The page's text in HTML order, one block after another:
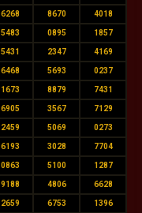
6268 8670 4018
5483 0895 1857
5431 2347 4169
6468 5693 0237
1673 8879 7431
6905 3567 7129
2459 5069 0273
6193 3028 7704
0863 5100 1287
9188 4806 6628
2659 6753 1396